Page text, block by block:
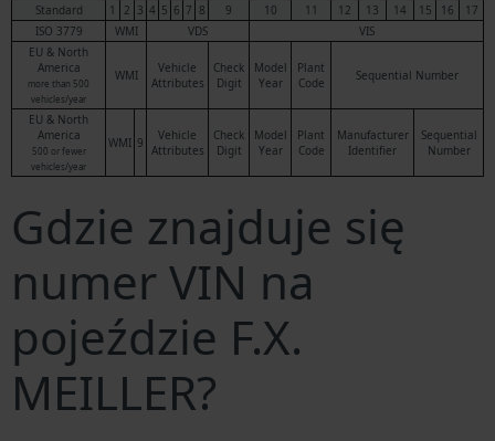
Standard 1 2 3 4 5 6 7 8 9 10 11 12 13 14 15 16
17
ISO 3779
WMI VDS
VIS
EU & North
America
more than 500
vehicles/year
WMI
Vehicle
Attributes
Check
Digit
Model
Year
Plant
Code
Sequential Number
EU & North
America
500 or fewer
vehicles/year
WMI 9
Vehicle
Attributes
Check
Digit
Model
Year
Plant
Code
Manufacturer
Identifier
Sequential
Number
Gdzie znajduje się
numer VIN na
pojeździe F.X.
MEILLER?